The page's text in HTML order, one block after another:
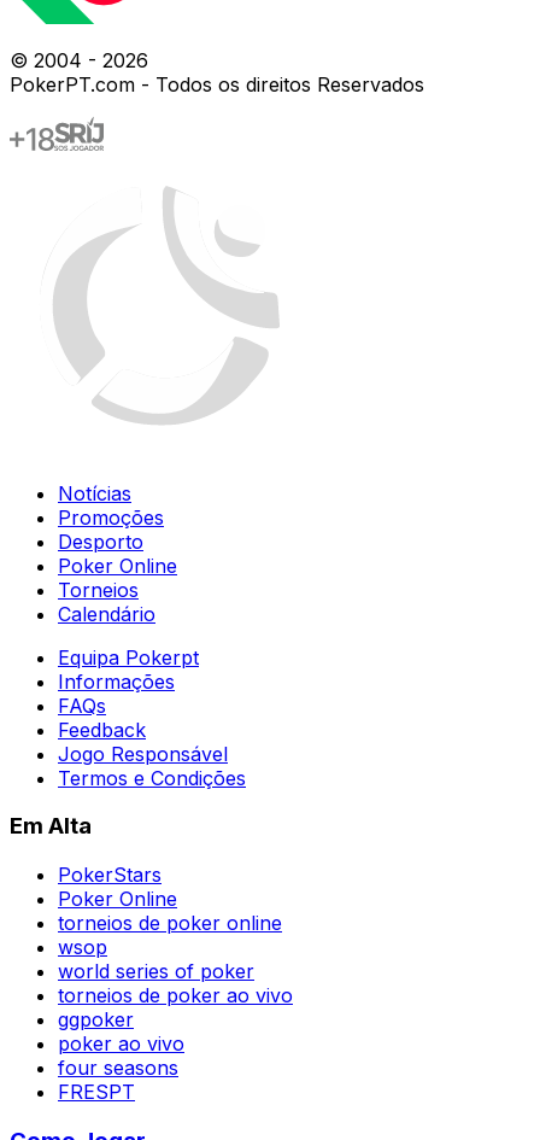
© 2004 - 2026
PokerPT.com - Todos os direitos Reservados
Notícias
Promoções
Desporto
Poker Online
Torneios
Calendário
Equipa Pokerpt
Informações
FAQs
Feedback
Jogo Responsável
Termos e Condições
Em Alta
PokerStars
Poker Online
torneios de poker online
wsop
world series of poker
torneios de poker ao vivo
ggpoker
poker ao vivo
four seasons
FRESPT